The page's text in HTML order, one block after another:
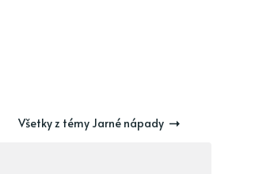
Všetky z témy Jarné nápady